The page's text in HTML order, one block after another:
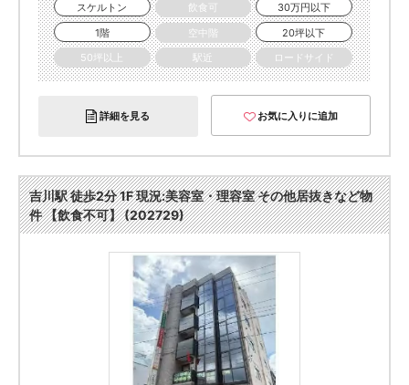
スケルトン
飲食可
30万円以下
1階
空中階
20坪以下
50坪以上
駅近 ロードサイド
詳細を見る お気に入りに追加
吉川駅 徒歩2分 1F 現況:美容室・理容室 その他居抜きなど物
件 【飲食不可】 (202729)